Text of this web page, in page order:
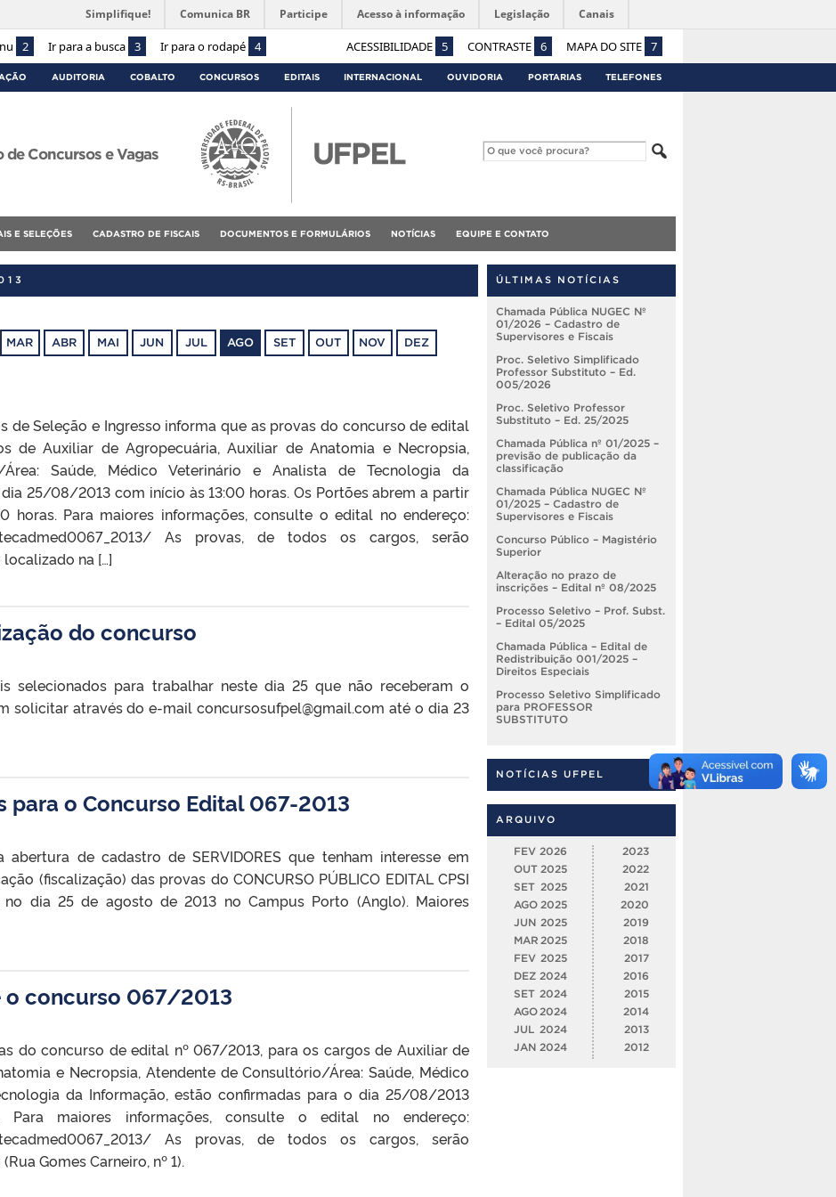
2 Ir para a busca 3 Ir para o rodapé 4 ACESSIBILIDADE 5 CONTRASTE 6 MAPA DO SITE 7
Simplifique! Comunica BR Participe Acesso à informação Legislação Canais
AUDITORIA COBALTO CONCURSOS EDITAIS INTERNACIONAL OUVIDORIA PORTARIAS TELEFONES
Concursos e Vagas
E SELEÇÕES CADASTRO DE FISCAIS DOCUMENTOS E FORMULÁRIOS NOTÍCIAS EQUIPE E CONTATO
MAR ABR MAI JUN JUL AGO SET OUT NOV DEZ
de Seleção e Ingresso informa que as provas do concurso de edital
de Auxiliar de Agropecuária, Auxiliar de Anatomia e Necropsia,
Saúde, Médico Veterinário e Analista de Tecnologia da
25/08/2013 com início às 13:00 horas. Os Portões abrem a partir
horas. Para maiores informações, consulte o edital no endereço:
As provas, de todos os cargos, serão
na […]
do concurso
selecionados para trabalhar neste dia 25 que não receberam o
solicitar através do e-mail concursosufpel@gmail.com até o dia 23
para o Concurso Edital 067-2013
de cadastro de SERVIDORES que tenham interesse em
(fiscalização) das provas do CONCURSO PÚBLICO EDITAL CPSI
dia 25 de agosto de 2013 no Campus Porto (Anglo). Maiores
o concurso 067/2013
do concurso de edital nº 067/2013, para os cargos de Auxiliar de
e Necropsia, Atendente de Consultório/Área: Saúde, Médico
da Informação, estão confirmadas para o dia 25/08/2013
maiores informações, consulte o edital no endereço:
As provas, de todos os cargos, serão
Gomes Carneiro, nº 1).
ÚLTIMAS NOTÍCIAS
Chamada Pública NUGEC Nº
01/2026 – Cadastro de
Supervisores e Fiscais
Proc. Seletivo Simplificado
Professor Substituto – Ed.
005/2026
Proc. Seletivo Professor
Substituto – Ed. 25/2025
Chamada Pública nº 01/2025 –
previsão de publicação da
classificação
Chamada Pública NUGEC Nº
01/2025 – Cadastro de
Supervisores e Fiscais
Concurso Público – Magistério
Superior
Alteração no prazo de
inscrições – Edital nº 08/2025
Processo Seletivo – Prof. Subst.
– Edital 05/2025
Chamada Pública – Edital de
Redistribuição 001/2025 –
Direitos Especiais
Processo Seletivo Simplificado
para PROFESSOR
SUBSTITUTO
NOTÍCIAS UFPEL
ARQUIVO
FEV 2026
OUT 2025
SET 2025
AGO 2025
JUN 2025
MAR 2025
FEV 2025
DEZ 2024
SET 2024
AGO 2024
JUL 2024
JAN 2024
2023
2022
2021
2020
2019
2018
2017
2016
2015
2014
2013
2012